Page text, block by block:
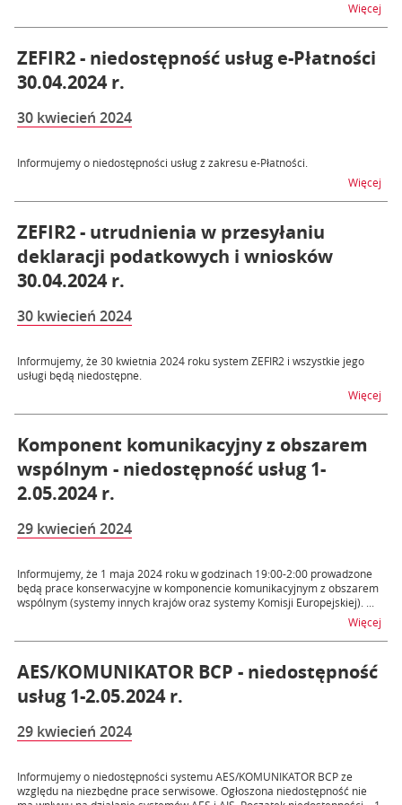
Więcej
ZEFIR2 - niedostępność usług e-Płatności
30.04.2024 r.
30 kwiecień 2024
Informujemy o niedostępności usług z zakresu e-Płatności.
Więcej
ZEFIR2 - utrudnienia w przesyłaniu
deklaracji podatkowych i wniosków
30.04.2024 r.
30 kwiecień 2024
Informujemy, że 30 kwietnia 2024 roku system ZEFIR2 i wszystkie jego
usługi będą niedostępne.
Więcej
Komponent komunikacyjny z obszarem
wspólnym - niedostępność usług 1-
2.05.2024 r.
29 kwiecień 2024
Informujemy, że 1 maja 2024 roku w godzinach 19:00-2:00 prowadzone
będą prace konserwacyjne w komponencie komunikacyjnym z obszarem
wspólnym (systemy innych krajów oraz systemy Komisji Europejskiej). ...
Więcej
AES/KOMUNIKATOR BCP - niedostępność
usług 1-2.05.2024 r.
29 kwiecień 2024
Informujemy o niedostępności systemu AES/KOMUNIKATOR BCP ze
względu na niezbędne prace serwisowe. Ogłoszona niedostępność nie